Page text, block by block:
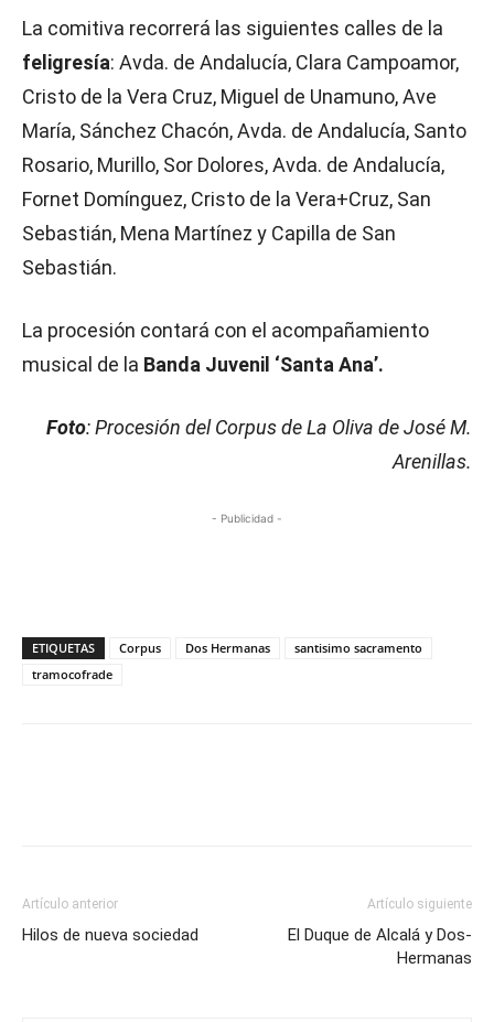
La comitiva recorrerá las siguientes calles de la
feligresía: Avda. de Andalucía, Clara Campoamor,
Cristo de la Vera Cruz, Miguel de Unamuno, Ave
María, Sánchez Chacón, Avda. de Andalucía, Santo
Rosario, Murillo, Sor Dolores, Avda. de Andalucía,
Fornet Domínguez, Cristo de la Vera+Cruz, San
Sebastián, Mena Martínez y Capilla de San
Sebastián.
La procesión contará con el acompañamiento
musical de la Banda Juvenil ‘Santa Ana’.
Foto: Procesión del Corpus de La Oliva de José M.
Arenillas.
- Publicidad -
ETIQUETAS Corpus Dos Hermanas
santisimo sacramento
tramocofrade
Artículo anterior
Hilos de nueva sociedad
Artículo siguiente
El Duque de Alcalá y Dos-
Hermanas